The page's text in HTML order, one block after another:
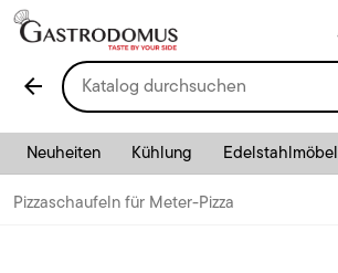
arrow_back
Neuheiten Kühlung Edelstahlmöbel
Pizzaschaufeln für Meter-Pizza